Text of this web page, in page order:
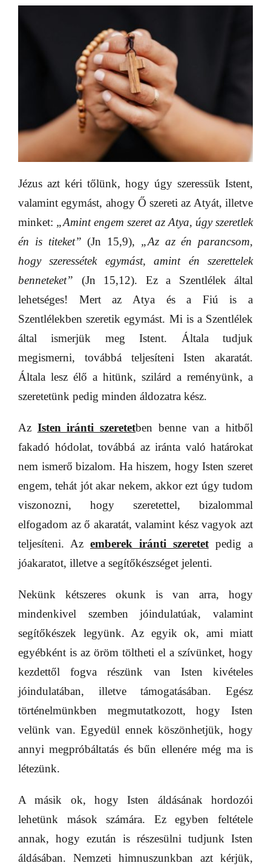
Jézus azt kéri tőlünk, hogy úgy szeressük Istent,
valamint egymást, ahogy Ő szereti az Atyát, illetve
minket: „Amint engem szeret az Atya, úgy szeretlek
én is titeket”(Jn 15,9), „Az az én parancsom,
hogy szeressétek egymást, amint én szerettelek
benneteket” (Jn 15,12). Ez a Szentlélek által
lehetséges! Mert az Atya és a Fiú is a
Szentlélekben szeretik egymást. Mi is a Szentlélek
által ismerjük meg Istent. Általa tudjuk
megismerni, továbbá teljesíteni Isten akaratát.
Általa lesz élő a hitünk, szilárd a reményünk, a
szeretetünk pedig minden áldozatra kész.
Az Isten iránti szeretetben benne van a hitből
fakadó hódolat, továbbá az iránta való határokat
nem ismerő bizalom. Ha hiszem, hogy Isten szeret
engem, tehát jót akar nekem, akkor ezt úgy tudom
viszonozni, hogy szeretettel, bizalommal
elfogadom az ő akaratát, valamint kész vagyok azt
teljesíteni. Az emberek iránti szeretet pedig a
jóakaratot, illetve a segítőkészséget jelenti.
Nekünk kétszeres okunk is van arra, hogy
mindenkivel szemben jóindulatúak, valamint
segítőkészek legyünk. Az egyik ok, ami miatt
egyébként is az öröm töltheti el a szívünket, hogy
kezdettől fogva részünk van Isten kivételes
jóindulatában, illetve támogatásában. Egész
történelmünkben megmutatkozott, hogy Isten
velünk van. Egyedül ennek köszönhetjük, hogy
annyi megpróbáltatás és bűn ellenére még ma is
létezünk.
A másik ok, hogy Isten áldásának hordozói
lehetünk mások számára. Ez egyben feltétele
annak, hogy ezután is részesülni tudjunk Isten
áldásában. Nemzeti himnuszunkban azt kérjük,